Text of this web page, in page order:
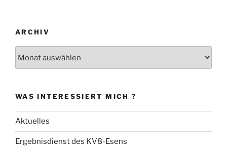
ARCHIV
WAS INTERESSIERT MICH ?
Aktuelles
Ergebnisdienst des KV8-Esens